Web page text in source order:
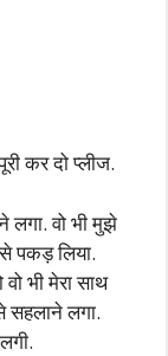
कर दो प्लीज.
लगा. वो भी मुझे
पकड़ लिया.
भी मेरा साथ
सहलाने लगा.